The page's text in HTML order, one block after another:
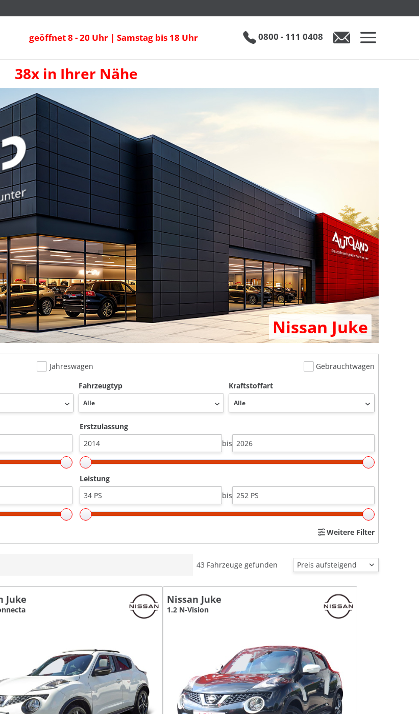
geöffnet 8 - 20 Uhr | Samstag bis 18 Uhr 0800 - 111 0408
38x in Ihrer Nähe
Nissan Juke
Jahreswagen
Gebrauchtwagen
Fahrzeugtyp Kraftstoffart
Erstzulassung
bis
Leistung
bis
Weitere Filter
43 Fahrzeuge gefunden
Juke Nissan Juke
1.2 N-Vision